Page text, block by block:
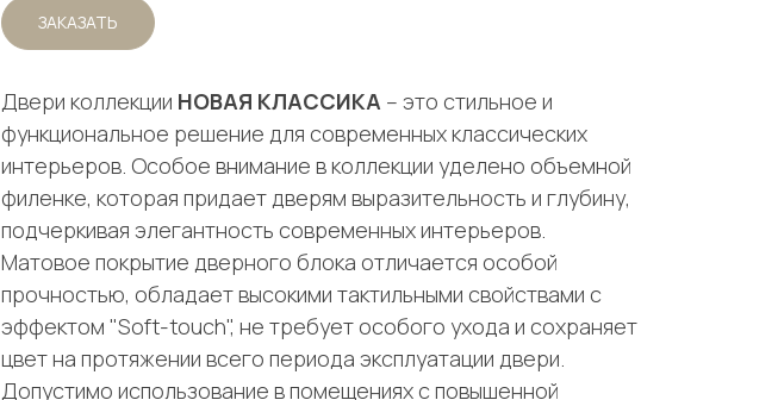
ЗАКАЗАТЬ
Двери коллекции НОВАЯ КЛАССИКА – это стильное и
функциональное решение для современных классических
интерьеров. Особое внимание в коллекции уделено объемной
филенке, которая придает дверям выразительность и глубину,
подчеркивая элегантность современных интерьеров.
Матовое покрытие дверного блока отличается особой
прочностью, обладает высокими тактильными свойствами с
эффектом "Soft-touch", не требует особого ухода и сохраняет
цвет на протяжении всего периода эксплуатации двери.
Допустимо использование в помещениях с повышенной